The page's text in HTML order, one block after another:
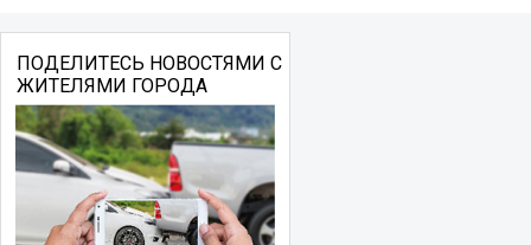
ПОДЕЛИТЕСЬ НОВОСТЯМИ С
ЖИТЕЛЯМИ ГОРОДА